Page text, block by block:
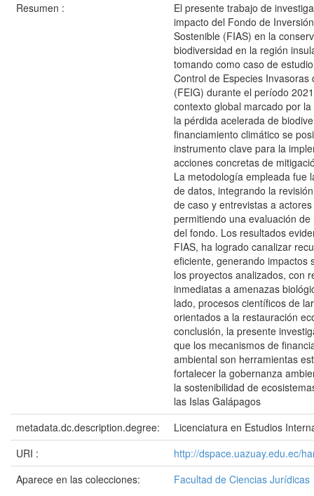
Resumen :
El presente trabajo de
impacto del Fondo de
Sostenible (FIAS) en la
biodiversidad en la región
tomando como caso de
Control de Especies Invasoras
(FEIG) durante el período
contexto global marcado por
la pérdida acelerada de
financiamiento climático se
instrumento clave para la
acciones concretas de
La metodología empleada fue
de datos, integrando la
de caso y entrevistas a
permitiendo una evaluación
del fondo. Los resultados
FIAS, ha logrado canalizar
eficiente, generando impactos
los proyectos analizados, con
inmediatas a amenazas
lado, procesos científicos de
orientados a la restauración
conclusión, la presente
que los mecanismos de
ambiental son herramientas
fortalecer la gobernanza
la sostenibilidad de
las Islas Galápagos
metadata.dc.description.degree:
Licenciatura en Estudios
URI :
http://dspace.uazuay.edu.ec/
Aparece en las colecciones:
Facultad de Ciencias Jurídicas